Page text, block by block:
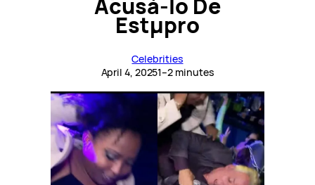
Acusá-lo De
Estµpro
Celebrities
April 4, 20251–2 minutes